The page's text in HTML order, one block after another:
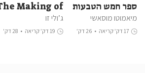
ספר חמש הטבעות
מיאמוטו מוסאשי
•
26 דק'
Making of
a Manager
ג’ולי זו
•
28 דק'